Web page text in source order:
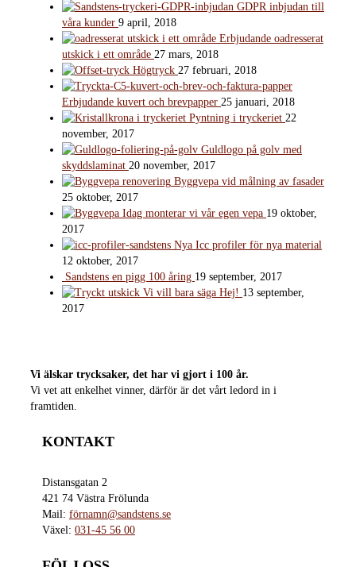
GDPR inbjudan till
våra kunder 9 april, 2018
Erbjudande oadresserat
utskick i ett område 27 mars, 2018
Högtryck 27 februari, 2018
Erbjudande kuvert och brevpapper 25 januari, 2018
Pyntning i tryckeriet 22
november, 2017
Guldlogo på golv med
skyddslaminat 20 november, 2017
Byggvepa vid målning av fasader
25 oktober, 2017
Idag monterar vi vår egen vepa 19 oktober,
2017
Nya Icc profiler för nya material
12 oktober, 2017
Sandstens en pigg 100 åring 19 september, 2017
Vi vill bara säga Hej! 13 september,
2017
Vi älskar trycksaker, det har vi gjort i 100 år.
Vi vet att enkelhet vinner, därför är det vårt ledord in i
framtiden.
KONTAKT
Distansgatan 2
421 74 Västra Frölunda
Mail: förnamn@sandstens.se
Växel: 031-45 56 00